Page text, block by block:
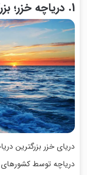
1. دریاچه خزر؛ بزرگترین دریاچه جهان
دریای خزر بزرگترین
دریاچه توسط کشورهای